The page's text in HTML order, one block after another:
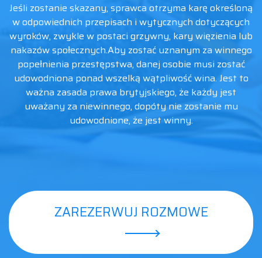
Jeśli zostanie skazany, sprawca otrzyma karę określoną
w odpowiednich przepisach i wytycznych dotyczących
wyroków, zwykle w postaci grzywny, kary więzienia lub
nakazów społecznych.Aby zostać uznanym za winnego
popełnienia przestępstwa, danej osobie musi zostać
udowodniona ponad wszelką wątpliwość wina. Jest to
ważna zasada prawa brytyjskiego, że każdy jest
uważany za niewinnego, dopóty nie zostanie mu
udowodnione, że jest winny.
ZAREZERWUJ ROZMOWE